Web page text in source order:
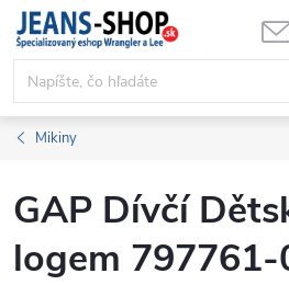
Prejsť
obsah
Mikiny
GAP Dívčí
logem 797761-